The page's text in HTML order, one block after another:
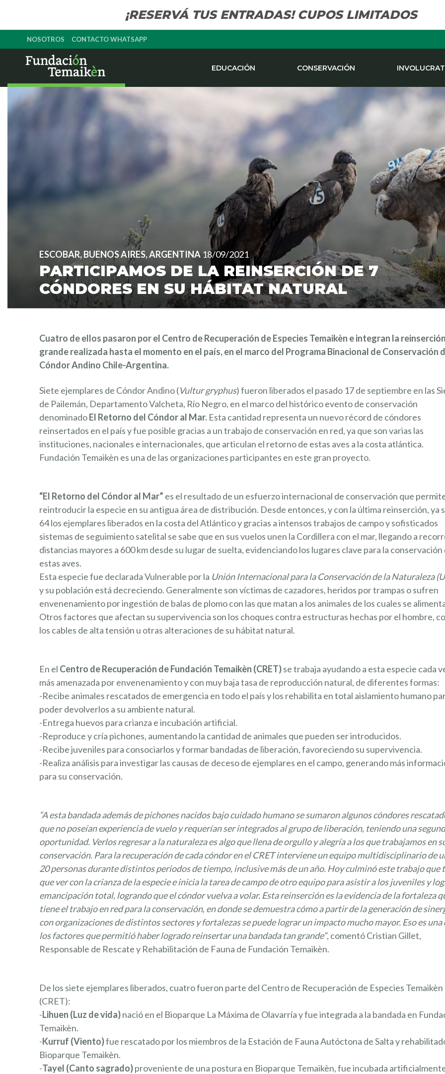
¡RESERVÁ TUS ENTRADAS! CUPOS LIMITADOS
NOSOTROS CONTACTO WHATSAPP
EDUCACIÓN CONSERVACIÓN
Lorem
Aenean
ESCOBAR, BUENOS AIRES, ARGENTINA 18/09/2021
PARTICIPAMOS DE LA REINSERCIÓN DE 7
CÓNDORES EN SU HÁBITAT NATURAL
Cuatro de ellos pasaron por el Centro de Recuperación de Especies Temaikèn e integran la
grande realizada hasta el momento en el país, en el marco del Programa Binacional de Conservación
Cóndor Andino Chile-Argentina.
Siete ejemplares de Cóndor Andino (Vultur gryphus) fueron liberados el pasado 17 de septiembre en las
de Pailemán, Departamento Valcheta, Río Negro, en el marco del histórico evento de conservación
denominadoEl Retorno del Cóndor al Mar. Esta cantidad representa un nuevo récord de cóndores
reinsertados en el país y fue posible gracias a un trabajo de conservación en red, ya que son varias las
instituciones, nacionales e internacionales, que articulan el retorno de estas aves a la costa atlántica.
Fundación Temaikèn es una de las organizaciones participantes en este gran proyecto.
“El Retorno del Cóndor al Mar” es el resultado de un esfuerzo internacional de conservación que
reintroducir la especie en su antigua área de distribución. Desde entonces, y con la última reinserción, ya
64 los ejemplares liberados en la costa del Atlántico y gracias a intensos trabajos de campo y sofisticados
sistemas de seguimiento satelital se sabe que en sus vuelos unen la Cordillera con el mar, llegando a
distancias mayores a 600 km desde su lugar de suelta, evidenciando los lugares clave para la conservación
estas aves.
Esta especie fue declarada Vulnerable por la Unión Internacional para la Conservación de la Naturaleza
y su población está decreciendo. Generalmente son víctimas de cazadores, heridos por trampas o sufren
envenenamiento por ingestión de balas de plomo con las que matan a los animales de los cuales se
Otros factores que afectan su supervivencia son los choques contra estructuras hechas por el hombre,
los cables de alta tensión u otras alteraciones de su hábitat natural.
En el Centro de Recuperación de Fundación Temaikèn (CRET)se trabaja ayudando a esta especie cada
más amenazada por envenenamiento y con muy baja tasa de reproducción natural, de diferentes formas:
-Recibe animales rescatados de emergencia en todo el país y los rehabilita en total aislamiento humano
poder devolverlos a su ambiente natural.
-Entrega huevos para crianza e incubación artificial.
-Reproduce y cría pichones, aumentando la cantidad de animales que pueden ser introducidos.
-Recibe juveniles para consociarlos y formar bandadas de liberación, favoreciendo su supervivencia.
-Realiza análisis para investigar las causas de deceso de ejemplares en el campo, generando más
para su conservación.
“A esta bandada además de pichones nacidos bajo cuidado humano se sumaron algunos cóndores
que no poseían experiencia de vuelo y requerían ser integrados al grupo de liberación, teniendo una
oportunidad. Verlos regresar a la naturaleza es algo que llena de orgullo y alegría a los que trabajamos en
conservación. Para la recuperación de cada cóndor en el CRET interviene un equipo multidisciplinario de
20 personas durante distintos periodos de tiempo, inclusive más de un año. Hoy culminó este trabajo que
que ver con la crianza de la especie e inicia la tarea de campo de otro equipo para asistir a los juveniles y
emancipación total, logrando que el cóndor vuelva a volar. Esta reinserción es la evidencia de la fortaleza
tiene el trabajo en red para la conservación, en donde se demuestra cómo a partir de la generación de
con organizaciones de distintos sectores y fortalezas se puede lograr un impacto mucho mayor. Eso es una
los factores que permitió haber logrado reinsertar una bandada tan grande”, comentó Cristian Gillet,
Responsable de Rescate y Rehabilitación de Fauna de Fundación Temaikèn.
De los siete ejemplares liberados, cuatro fueron parte del Centro de Recuperación de Especies Temaikèn
(CRET):
-Lihuen (Luz de vida)nació en el Bioparque La Máxima de Olavarría y fue integrada a la bandada en
Temaikèn.
-Kurruf (Viento)fue rescatado por los miembros de la Estación de Fauna Autóctona de Salta y
Bioparque Temaikèn.
-Tayel (Canto sagrado)proveniente de una postura en Bioparque Temaikèn, fue incubada